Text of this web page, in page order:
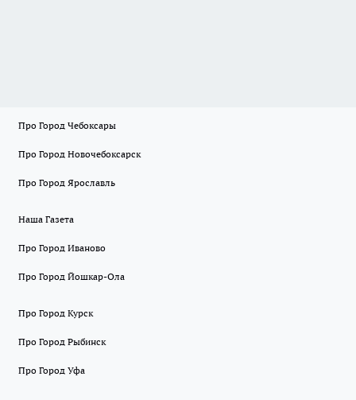
Про Город Чебоксары
Про Город Новочебоксарск
Про Город Ярославль
Наша Газета
Про Город Иваново
Про Город Йошкар-Ола
Про Город Курск
Про Город Рыбинск
Про Город Уфа